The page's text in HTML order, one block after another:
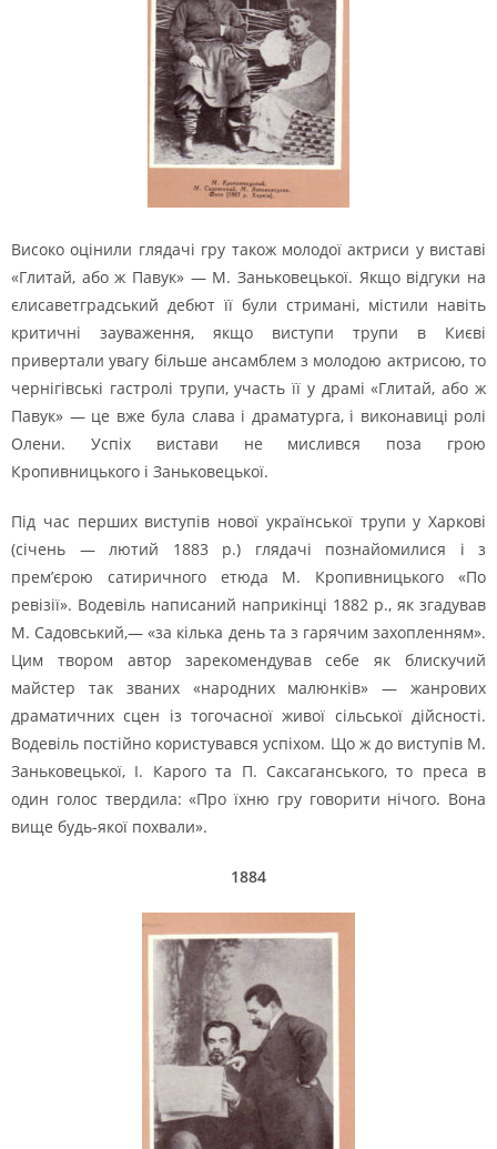
Високо оцінили глядачі гру також молодої актриси у виставі
«Глитай, або ж Павук» — М. Заньковецької. Якщо відгуки на
єлисаветградський дебют її були стримані, містили навіть
критичні зауваження, якщо виступи трупи в Києві
привертали увагу більше ансамблем з молодою актрисою, то
чернігівські гастролі трупи, участь її у драмі «Глитай, або ж
Павук» — це вже була слава і драматурга, і виконавиці ролі
Олени. Успіх вистави не мислився поза грою
Кропивницького і Заньковецької.
Під час перших виступів нової української трупи у Харкові
(січень — лютий 1883 р.) глядачі познайомилися і з
прем’єрою сатиричного етюда М. Кропивницького «По
ревізії». Водевіль написаний наприкінці 1882 р., як згадував
М. Садовський,— «за кілька день та з гарячим захопленням».
Цим твором автор зарекомендував себе як блискучий
майстер так званих «народних малюнків» — жанрових
драматичних сцен із тогочасної живої сільської дійсності.
Водевіль постійно користувався успіхом. Що ж до виступів М.
Заньковецької, І. Карого та П. Саксаганського, то преса в
один голос твердила: «Про їхню гру говорити нічого. Вона
вище будь-якої похвали».
1884